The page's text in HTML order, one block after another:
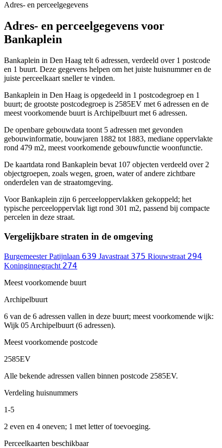
Adres- en perceelgegevens
Adres- en perceelgegevens voor
Bankaplein
Bankaplein in Den Haag telt 6 adressen, verdeeld over 1 postcode
en 1 buurt. Deze gegevens helpen om het juiste huisnummer en de
juiste perceelkaart sneller te vinden.
Bankaplein in Den Haag is opgedeeld in 1 postcodegroep en 1
buurt; de grootste postcodegroep is 2585EV met 6 adressen en de
meest voorkomende buurt is Archipelbuurt met 6 adressen.
De openbare gebouwdata toont 5 adressen met gevonden
gebouwinformatie, bouwjaren 1882 tot 1883, mediane oppervlakte
rond 479 m2, meest voorkomende gebouwfunctie woonfunctie.
De kaartdata rond Bankaplein bevat 107 objecten verdeeld over 2
objectgroepen, zoals wegen, groen, water of andere zichtbare
onderdelen van de straatomgeving.
Voor Bankaplein zijn 6 perceeloppervlakken gekoppeld; het
typische perceeloppervlak ligt rond 301 m2, passend bij compacte
percelen in deze straat.
Vergelijkbare straten in de omgeving
Burgemeester Patijnlaan 639 Javastraat 375 Riouwstraat 294
Koninginnegracht 274
Meest voorkomende buurt
Archipelbuurt
6 van de 6 adressen vallen in deze buurt; meest voorkomende wijk:
Wijk 05 Archipelbuurt (6 adressen).
Meest voorkomende postcode
2585EV
Alle bekende adressen vallen binnen postcode 2585EV.
Verdeling huisnummers
1-5
2 even en 4 oneven; 1 met letter of toevoeging.
Perceelkaarten beschikbaar